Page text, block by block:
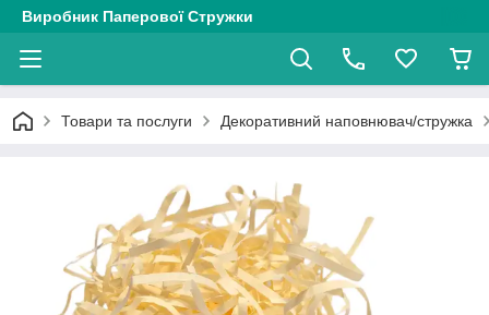
Виробник Паперової Стружки
Товари та послуги Декоративний наповнювач/стружка